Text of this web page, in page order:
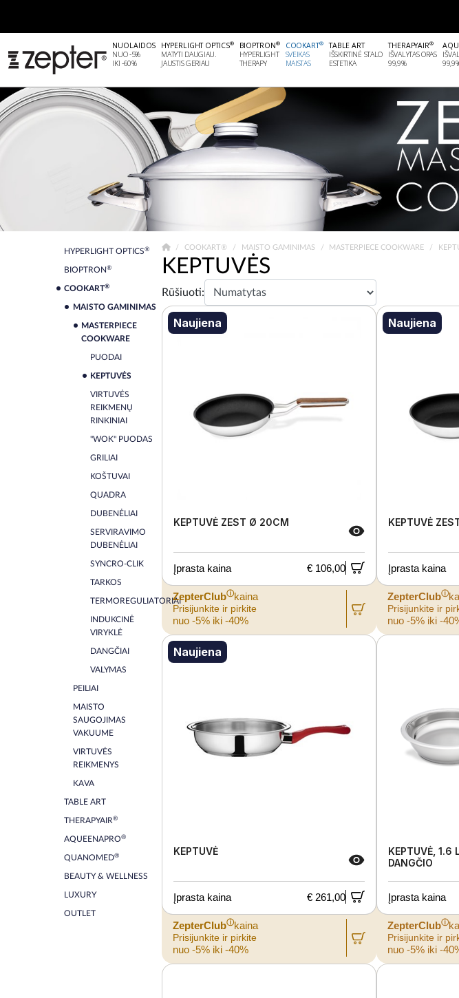
NUOLAIDOS
NUO -5%
IKI -60%
HYPERLIGHT OPTICS®
MATYTI DAUGIAU.
JAUSTIS GERIAU
BIOPTRON®
HYPERLIGHT
THERAPY
COOKART®
SVEIKAS
MAISTAS
TABLE ART
IŠSKIRTINĖ STALO
ESTETIKA
THERAPYAIR®
IŠVALYTAS ORAS
99,9%
HYPERLIGHT OPTICS®
BIOPTRON®
COOKART®
MAISTO GAMINIMAS
MASTERPIECE
COOKWARE
PUODAI
KEPTUVĖS
VIRTUVĖS
REIKMENŲ
RINKINIAI
"WOK" PUODAS
GRILIAI
KOŠTUVAI
QUADRA
DUBENĖLIAI
SERVIRAVIMO
DUBENĖLIAI
SYNCRO-CLIK
TARKOS
TERMOREGULIATORIAI
INDUKCINĖ
VIRYKLĖ
DANGČIAI
VALYMAS
PEILIAI
MAISTO
SAUGOJIMAS
VAKUUME
VIRTUVĖS
REIKMENYS
KAVA
TABLE ART
THERAPYAIR®
AQUEENAPRO®
QUANOMED®
BEAUTY & WELLNESS
LUXURY
OUTLET
COOKART® MAISTO GAMINIMAS MASTERPIECE COOKWARE
KEPTUVĖS
Rūšiuoti:
Naujiena
KEPTUVĖ ZEST Ø 20CM
Įprasta kaina € 106,00
ZepterClubⓘkaina
Prisijunkite ir pirkite
nuo -5% iki -40%
Naujiena
KEPTUVĖ
Įprasta kaina
ZepterClubⓘ
Prisijunkite ir
nuo -5% iki -
Naujiena
KEPTUVĖ
Įprasta kaina € 261,00
ZepterClubⓘkaina
Prisijunkite ir pirkite
nuo -5% iki -40%
KEPTUVĖ, 1.6
DANGČIO
Įprasta kaina
ZepterClubⓘ
Prisijunkite ir
nuo -5% iki -